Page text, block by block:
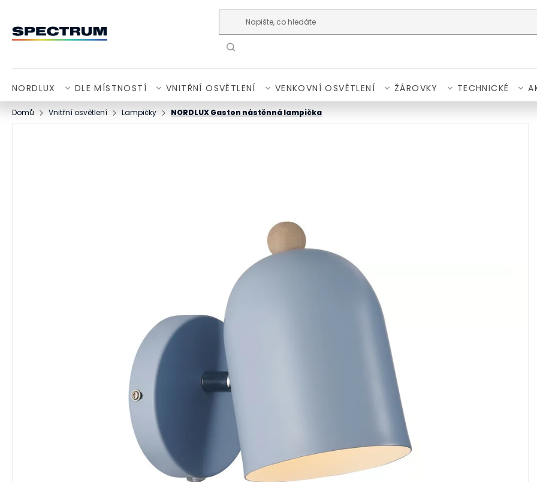
NORDLUX DLE MÍSTNOSTÍ VNITŘNÍ OSVĚTLENÍ VENKOVNÍ OSVĚTLENÍ ŽÁROVKY TECHNICKÉ
Domů Vnitřní osvětlení Lampičky NORDLUX Gaston nástěnná lampička